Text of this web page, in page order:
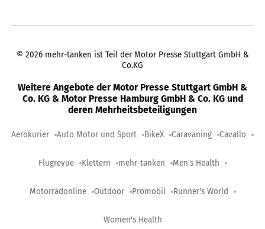
© 2026 mehr-tanken ist Teil der Motor Presse Stuttgart GmbH &
Co.KG
Weitere Angebote der Motor Presse Stuttgart GmbH &
Co. KG & Motor Presse Hamburg GmbH & Co. KG und
deren Mehrheitsbeteiligungen
Aerokurier Auto Motor und Sport BikeX Caravaning Cavallo
Flugrevue Klettern mehr-tanken Men's Health
Motorradonline Outdoor Promobil Runner's World
Women's Health